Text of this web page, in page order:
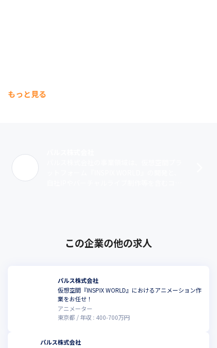
もっと見る
この企業の他の求人
パルス株式会社
仮想空間『INSPIX WORLD』におけるアニメーション作
業をお任せ！
アニメーター
東京都
年収 : 400-700万円
パルス株式会社